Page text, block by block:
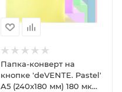
Папка-конверт на
кнопке 'deVENTE. Pastel'
A5 (240x180 мм) 180 мкм,